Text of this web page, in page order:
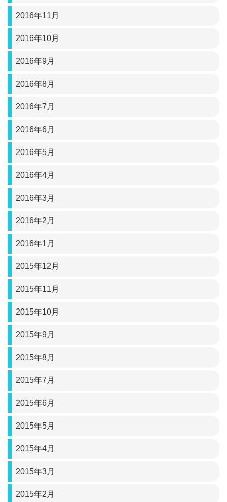
2016年11月
2016年10月
2016年9月
2016年8月
2016年7月
2016年6月
2016年5月
2016年4月
2016年3月
2016年2月
2016年1月
2015年12月
2015年11月
2015年10月
2015年9月
2015年8月
2015年7月
2015年6月
2015年5月
2015年4月
2015年3月
2015年2月